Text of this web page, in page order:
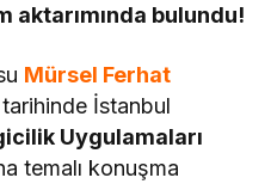
aktarımında bulundu!
Mürsel Ferhat
tarihinde İstanbul
Uygulamaları
temalı konuşma